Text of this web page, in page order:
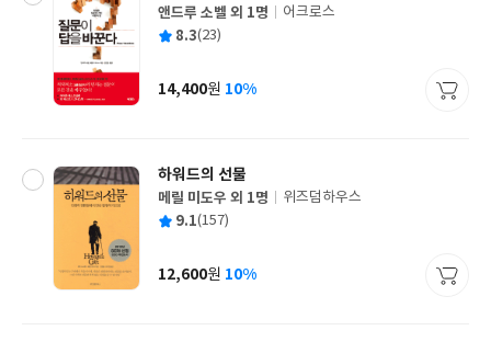
글
쓴
앤드루 소벨 외 1명
출
사
어크로스
평 8.3(23)
가
14,400원 10%
하워드의 선물
글
쓴
메릴 미도우 외 1명
출
사
위즈덤하우스
평 9.1(157)
가
12,600원 10%